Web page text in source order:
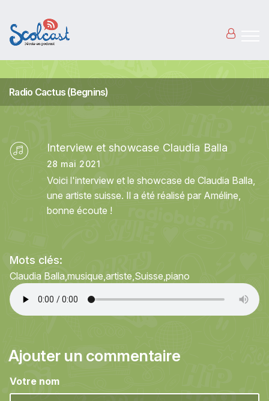
Radio Cactus (Begnins)
Interview et showcase Claudia Balla
28 mai 2021
Voici l'interview et le showcase de Claudia Balla,
une artiste suisse. Il a été réalisé par Améline,
bonne écoute !
Mots clés:
Claudia Balla musique artiste Suisse piano
Ajouter un commentaire
Votre nom